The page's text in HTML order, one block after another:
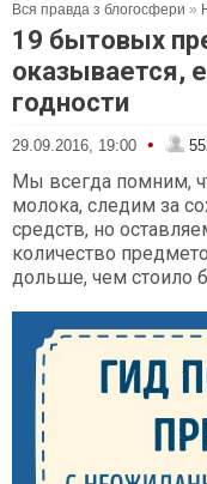
Вся правда з блогосфери »
19 бытовых
оказывается,
годности
29.09.2016, 19:00 •
Мы всегда помним,
молока, следим за
средств, но
количество
дольше, чем стоило